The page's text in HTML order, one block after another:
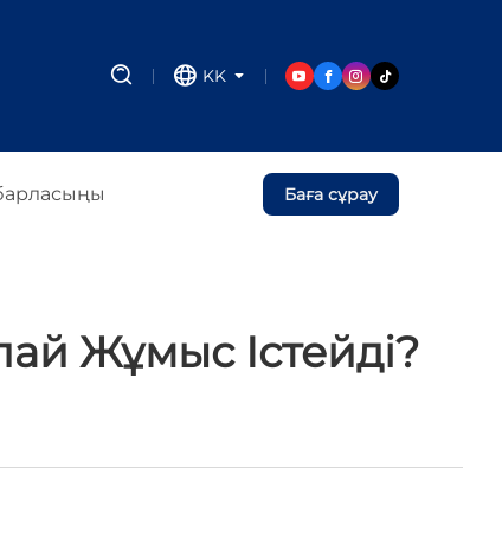
KK
Баға сұрау
Жұмыс Істейді?